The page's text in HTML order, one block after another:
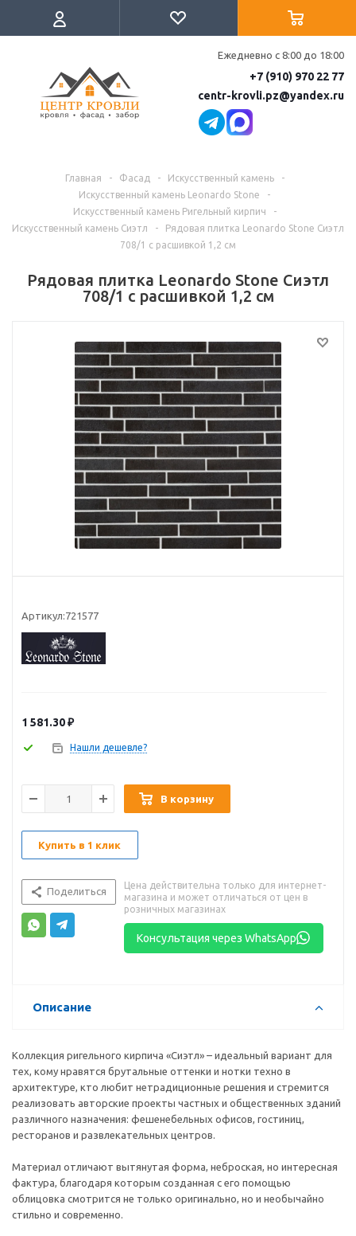
Ежедневно с 8:00 до 18:00
+7 (910) 970 22 77
centr-krovli.pz@yandex.ru
Главная - Фасад - Искусственный камень
-
Искусственный камень Leonardo Stone
-
Искусственный камень Ригельный кирпич
-
Искусственный камень Сиэтл
-
Рядовая плитка Leonardo Stone Сиэтл
708/1 с расшивкой 1,2 см
Рядовая плитка Leonardo Stone Сиэтл
708/1 с расшивкой 1,2 см
Артикул:721577
1 581.30₽
Нашли дешевле?
В корзину
Купить в 1 клик
Поделиться
Цена действительна только для интернет-
магазина и может отличаться от цен в
розничных магазинах
Консультация через WhatsApp
Описание
Коллекция ригельного кирпича «Сиэтл» – идеальный вариант для
тех, кому нравятся брутальные оттенки и нотки техно в
архитектуре, кто любит нетрадиционные решения и стремится
реализовать авторские проекты частных и общественных зданий
различного назначения: фешенебельных офисов, гостиниц,
ресторанов и развлекательных центров.
Материал отличают вытянутая форма, неброская, но интересная
фактура, благодаря которым созданная с его помощью
облицовка смотрится не только оригинально, но и необычайно
стильно и современно.